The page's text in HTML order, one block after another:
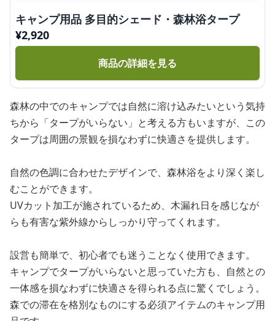
キャンプ用品 多目的シェード・森林浴タープ
¥2,920
商品の詳細を見る
森林の中でのキャンプでは自然に溶け込みたいという気持
ちから「タープがいらない」と考える方もいますが、この
タープは周囲の景観を損なわずに快適さを提供します。
自然の色調に合わせたデザインで、森林浴をより深く楽し
むことができます。
UVカット加工が施されているため、木漏れ日を感じなが
らも有害な紫外線からしっかり守ってくれます。
設営も簡単で、初心者でも迷うことなく使用できます。
キャンプでタープがいらないと思っていた方も、自然との
一体感を損なわずに快適さを得られる点に驚くでしょう。
森での滞在を格別なものにする必須アイテムのキャンプ用